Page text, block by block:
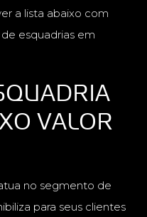
a lista abaixo com
esquadrias em
VALOR
no segmento de
para seus clientes